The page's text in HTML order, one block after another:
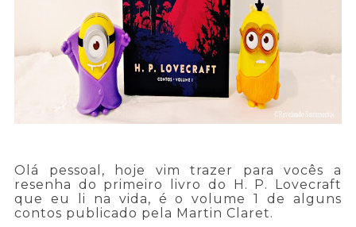
Olá pessoal, hoje vim trazer para vocês a
resenha do primeiro livro do H. P. Lovecraft
que eu li na vida, é o volume 1 de alguns
contos publicado pela Martin Claret.